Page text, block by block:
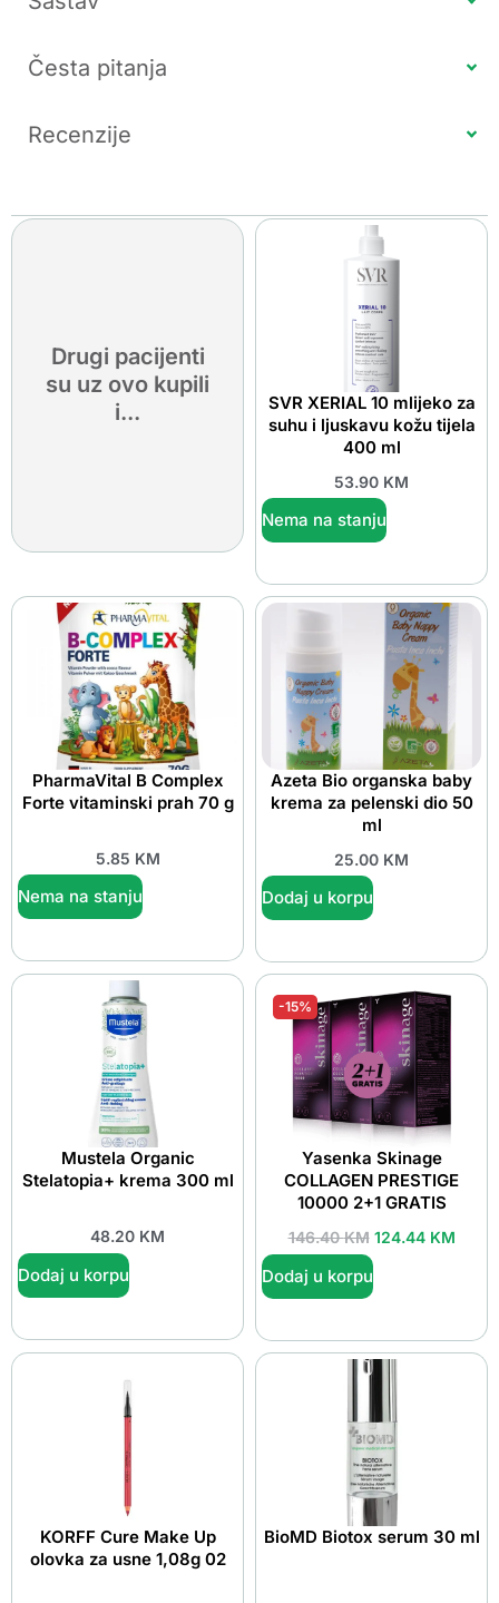
Česta pitanja
Recenzije
Drugi pacijenti
su uz ovo kupili
i...
SVR XERIAL 10 mlijeko za
suhu i ljuskavu kožu tijela
400 ml
53.90 KM
Nema na stanju
PharmaVital B Complex
Forte vitaminski prah 70 g
5.85 KM
Nema na stanju
Azeta Bio organska baby
krema za pelenski dio 50
ml
25.00 KM
Dodaj u korpu
Mustela Organic
Stelatopia+ krema 300 ml
48.20 KM
Dodaj u korpu
-15%
Yasenka Skinage
COLLAGEN PRESTIGE
10000 2+1 GRATIS
146.40KM 124.44 KM
Dodaj u korpu
KORFF Cure Make Up
olovka za usne 1,08g 02
BioMD Biotox serum 30 ml